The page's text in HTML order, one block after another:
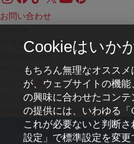
お問い合わせ
プライバシーポリシー
アクセシビリティ
プレス連絡先
クッキーの設定
© Copyright WienTourismus
Cookieはいか
もちろん無理なオスス
が、ウェブサイトの機
の興味に合わせたコン
の提供には、いわゆる「
これが必要ないと判断
設定」で標準設定を変